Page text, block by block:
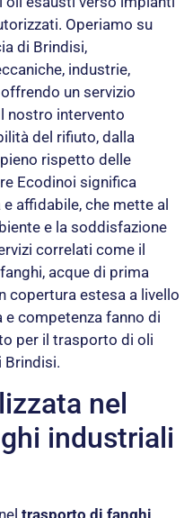
Operiamo su
di Brindisi,
industrie,
un servizio
nostro intervento
del rifiuto, dalla
rispetto delle
Ecodinoi significa
affidabile, che mette al
e la soddisfazione
correlati come il
acque di prima
copertura estesa a livello
e competenza fanno di
per il trasporto di oli
Brindisi.
nel
industriali